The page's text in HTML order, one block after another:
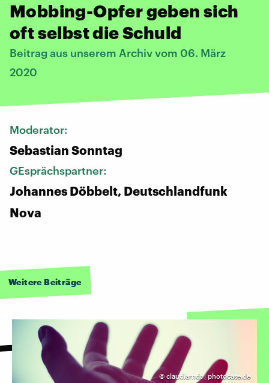
Mobbing-Opfer geben sich
oft selbst die Schuld
Beitrag aus unserem Archiv vom 06. März
2020
Moderator:
Sebastian Sonntag
GEsprächspartner:
Johannes Döbbelt, Deutschlandfunk
Nova
Weitere Beiträge
© claudiarndt | photocase.de